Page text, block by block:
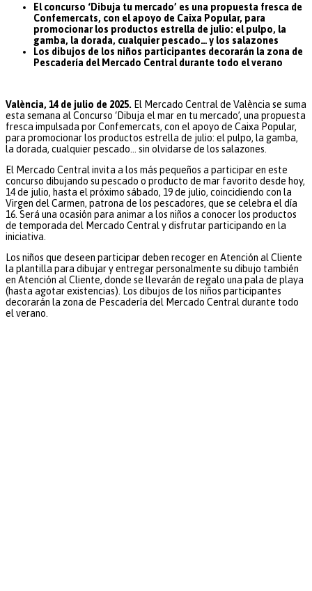
El concurso ‘Dibuja tu mercado’ es una propuesta fresca de
Confemercats, con el apoyo de Caixa Popular, para
promocionar los productos estrella de julio: el pulpo, la
gamba, la dorada, cualquier pescado… y los salazones
Los dibujos de los niños participantes decorarán la zona de
Pescadería del Mercado Central durante todo el verano
València, 14 de julio de 2025. El Mercado Central de València se suma
esta semana al Concurso ‘Dibuja el mar en tu mercado’, una propuesta
fresca impulsada por Confemercats, con el apoyo de Caixa Popular,
para promocionar los productos estrella de julio: el pulpo, la gamba,
la dorada, cualquier pescado… sin olvidarse de los salazones.
El Mercado Central invita a los más pequeños a participar en este
concurso dibujando su pescado o producto de mar favorito desde hoy,
14 de julio, hasta el próximo sábado, 19 de julio, coincidiendo con la
Virgen del Carmen, patrona de los pescadores, que se celebra el día
16. Será una ocasión para animar a los niños a conocer los productos
de temporada del Mercado Central y disfrutar participando en la
iniciativa.
Los niños que deseen participar deben recoger en Atención al Cliente
la plantilla para dibujar y entregar personalmente su dibujo también
en Atención al Cliente, donde se llevarán de regalo una pala de playa
(hasta agotar existencias). Los dibujos de los niños participantes
decorarán la zona de Pescadería del Mercado Central durante todo
el verano.